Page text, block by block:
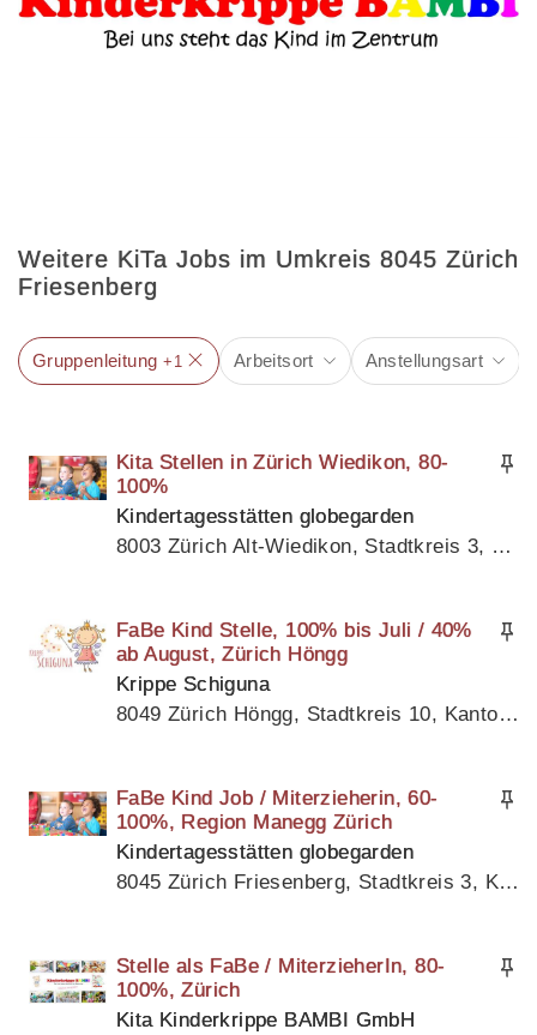
Weitere KiTa Jobs im Umkreis 8045 Zürich
Friesenberg
Gruppenleitung +1 Arbeitsort Anstellungsart
Kita Stellen in Zürich Wiedikon, 80-
100%
Kindertagesstätten globegarden
8003 Zürich Alt-Wiedikon, Stadtkreis 3, Kanton Zürich
FaBe Kind Stelle, 100% bis Juli / 40%
ab August, Zürich Höngg
Krippe Schiguna
8049 Zürich Höngg, Stadtkreis 10, Kanton Zürich
FaBe Kind Job / Miterzieherin, 60-
100%, Region Manegg Zürich
Kindertagesstätten globegarden
8045 Zürich Friesenberg, Stadtkreis 3, Kanton Zürich
Stelle als FaBe / MiterzieherIn, 80-
100%, Zürich
Kita Kinderkrippe BAMBI GmbH